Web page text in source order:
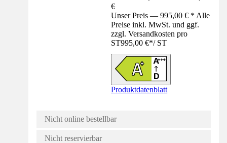
€
Unser Preis — 995,00 € * Alle
Preise inkl. MwSt. und ggf.
zzgl. Versandkosten pro
ST995,00 €*/ ST
Produktdatenblatt
Nicht online bestellbar
Nicht reservierbar